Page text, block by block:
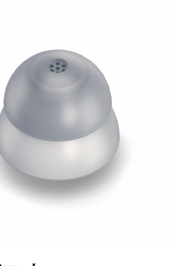
Oticon hoorapparatenPhonak Infinio
Filters
hoorapparaat van dit moment.